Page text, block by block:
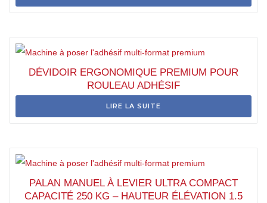
DÉVIDOIR ERGONOMIQUE PREMIUM POUR
ROULEAU ADHÉSIF
LIRE LA SUITE
PALAN MANUEL À LEVIER ULTRA COMPACT
CAPACITÉ 250 KG – HAUTEUR ÉLÉVATION 1.5